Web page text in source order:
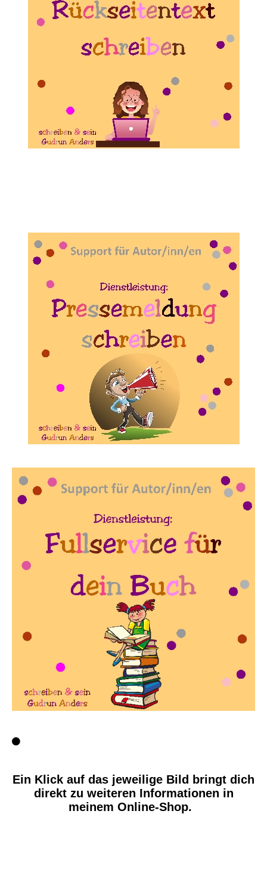
Ein Klick auf das jeweilige Bild bringt dich
direkt zu weiteren Informationen in
meinem Online-Shop.